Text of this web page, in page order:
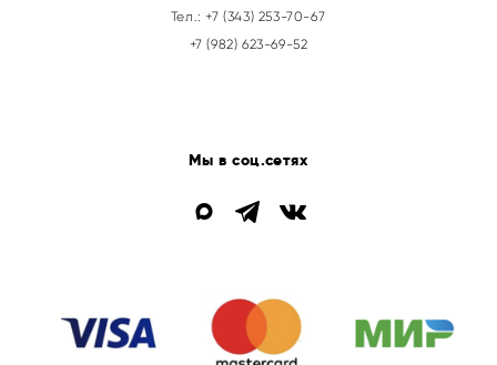
Тел.:+7 (343) 253-70-67
+7 (982) 623-69-52
Мы в соц.сетях